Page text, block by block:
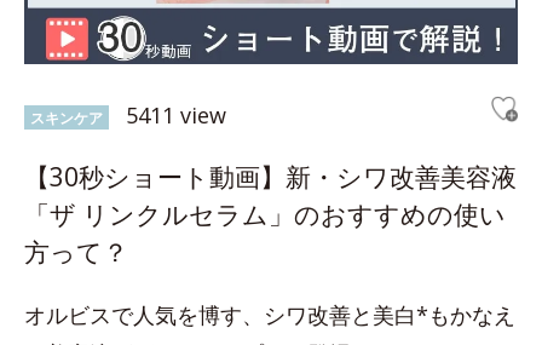
スキンケア 5411 view
【30秒ショート動画】新・シワ改善美容液
「ザ リンクルセラム」のおすすめの使い
方って？
オルビスで人気を博す、シワ改善と美白*もかなえ